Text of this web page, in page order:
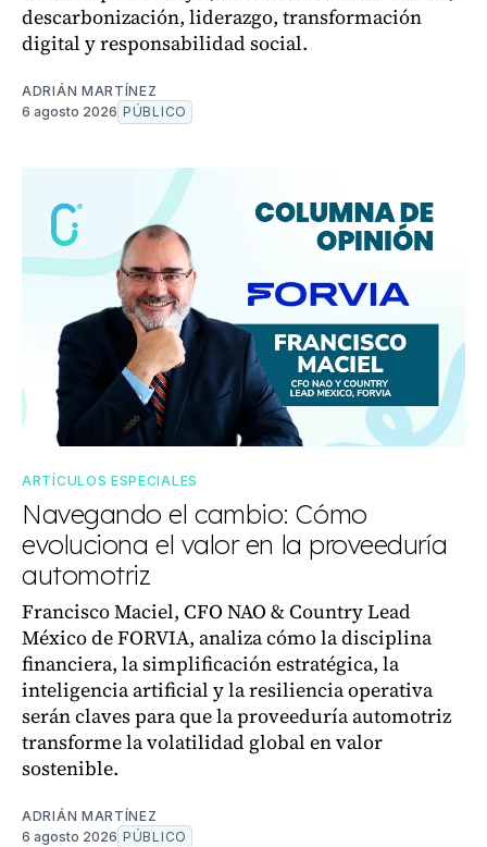
descarbonización, liderazgo, transformación
digital y responsabilidad social.
ADRIÁN MARTÍNEZ
6 agosto 2026 PÚBLICO
ARTÍCULOS ESPECIALES
Navegando el cambio: Cómo
evoluciona el valor en la proveeduría
automotriz
Francisco Maciel, CFO NAO & Country Lead
México de FORVIA, analiza cómo la disciplina
financiera, la simplificación estratégica, la
inteligencia artificial y la resiliencia operativa
serán claves para que la proveeduría automotriz
transforme la volatilidad global en valor
sostenible.
ADRIÁN MARTÍNEZ
6 agosto 2026 PÚBLICO